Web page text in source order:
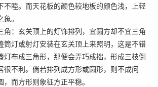
不睦。而天花板的颜色较地板的颜色浅，上轻
。
角：玄关顶上的灯饰排列，宜圆方却不宜三角
筒灯或射灯安装在玄关顶上来照明，这是不错
灯布成三角形，那便会弄巧成拙，形成三枝倒
很不利。倘若排列成方形或圆形，则不成问
而方形则象征方正平稳。